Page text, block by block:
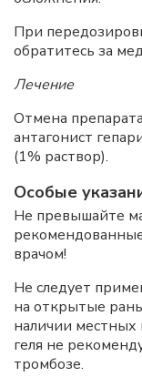
При
обратитесь за
Лечение
Отмена
антагонист
(1% раствор).
Особые
Не превышайте
врачом!
Не следует
на открытые
наличии
геля не
тромбозе.